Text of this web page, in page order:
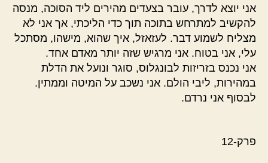
אני יוצא לדרך, עובר בצעדים מהירים ליד הסוכה, מנסה
להקשיב למתרחש בתוכה תוך כדי הליכתי, אך אני לא
מצליח לשמוע דבר. לעזאזל, איך שהוא, מישהו, מסתכל
עלי, אני בטוח. אני מרגיש שזה יותר מאדם אחד.
אני נכנס בזריזות לבונגלוס, סוגר ונועל את הדלת
במהירות, ליבי הולם. אני נשכב על המיטה וממתין.
לבסוף אני נרדם.
פרק-12